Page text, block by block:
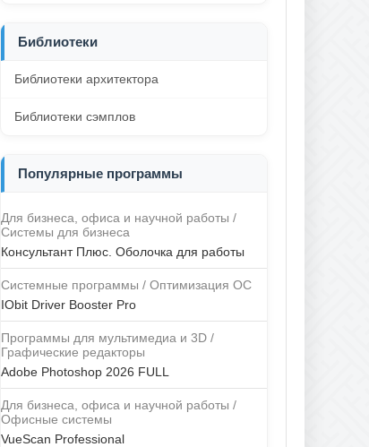
Библиотеки
Библиотеки архитектора
Библиотеки сэмплов
Популярные программы
Для бизнеса, офиса и научной работы /
Системы для бизнеса
Консультант Плюс. Оболочка для работы
Системные программы / Оптимизация ОС
IObit Driver Booster Pro
Программы для мультимедиа и 3D /
Графические редакторы
Adobe Photoshop 2026 FULL
Для бизнеса, офиса и научной работы /
Офисные системы
VueScan Professional